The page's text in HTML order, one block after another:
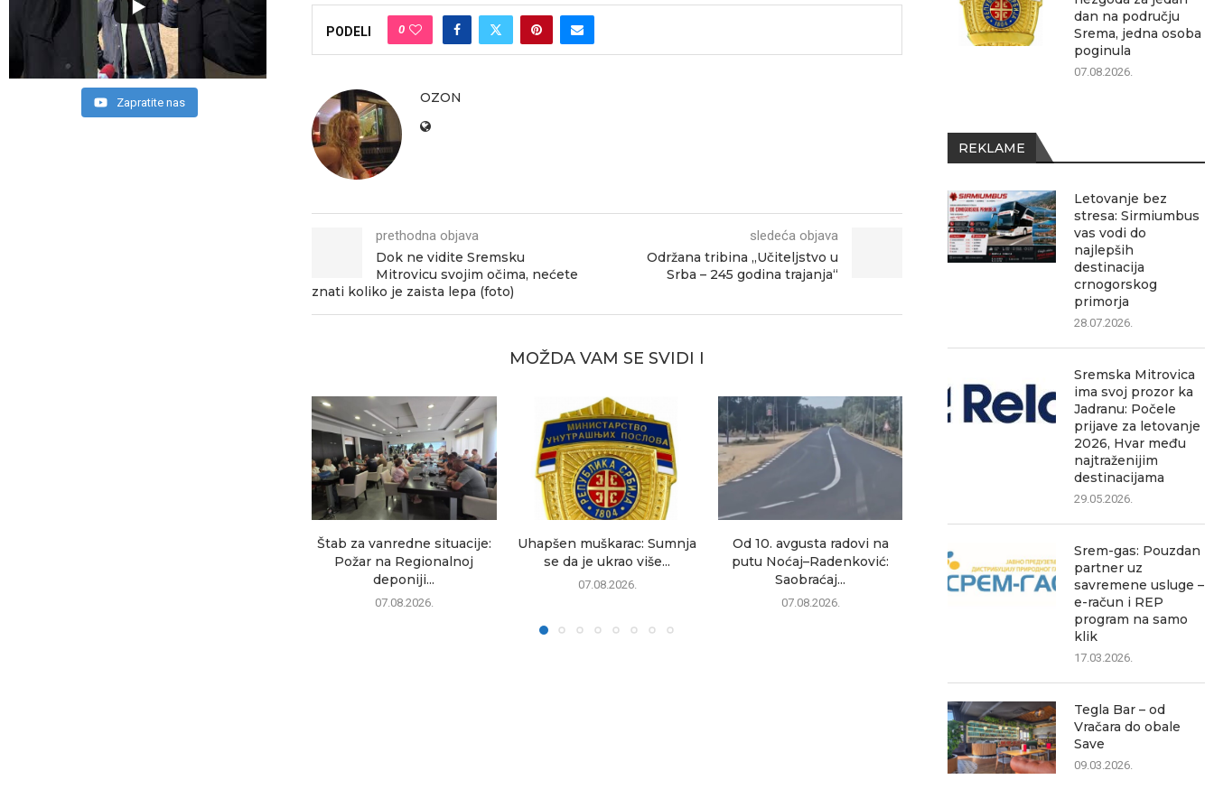
PODELI 0
OZON
prethodna objava
Dok ne vidite Sremsku
Mitrovicu svojim očima, nećete
znati koliko je zaista lepa (foto)
sledeća objava
Održana tribina „Učiteljstvo u
Srba – 245 godina trajanja“
MOŽDA VAM SE SVIDI I
Štab za vanredne situacije:
Požar na Regionalnoj
deponiji...
07.08.2026.
Uhapšen muškarac: Sumnja
se da je ukrao više...
07.08.2026.
Od 10. avgusta radovi na
putu Noćaj–Radenković:
Saobraćaj...
07.08.2026.
Ozon ubedljivo najčitaniji
lokalni portal, pokazuje
analiza posećenosti
Šest
za jedan
dan na području
Srema, jedna osoba
poginula
07.08.2026.
REKLAME
Letovanje bez
stresa: Sirmiumbus
vas vodi do
najlepših
destinacija
crnogorskog
primorja
28.07.2026.
Sremska Mitrovica
ima svoj prozor ka
Jadranu: Počele
prijave za letovanje
2026, Hvar među
najtraženijim
destinacijama
29.05.2026.
Srem-gas: Pouzdan
partner uz
savremene usluge –
e-račun i REP
program na samo
klik
17.03.2026.
Tegla Bar – od
Vračara do obale
Save
09.03.2026.
Zapratite nas